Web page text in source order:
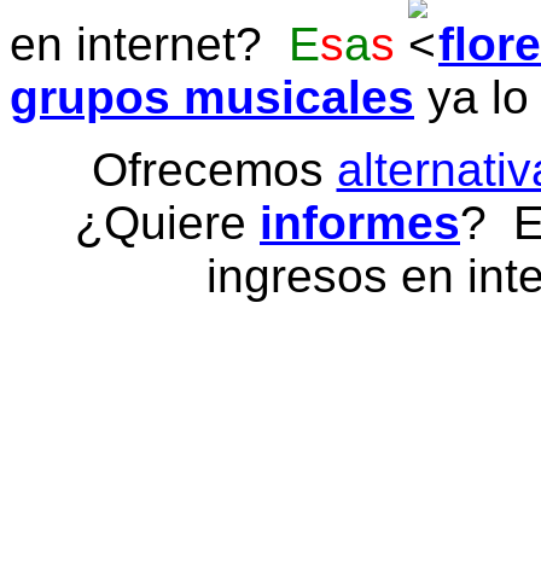
en internet? Esas
grupos musicales ya
Ofrecemos
¿Quiere informes?
ingresos en